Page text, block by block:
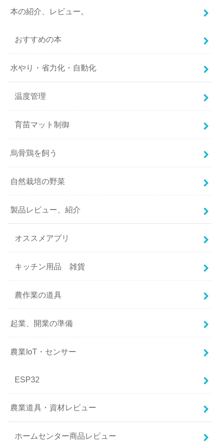
本の紹介、レビュー。
おすすめの本
水やり・省力化・自動化
温度管理
育苗マット制御
烏骨鶏を飼う
自然栽培の野菜
製品レビュー、紹介
オススメアプリ
キッチン用品 雑貨
農作業の道具
起業、開業の準備
農業IoT・センサー
ESP32
農業道具・資材レビュー
ホームセンター商品レビュー